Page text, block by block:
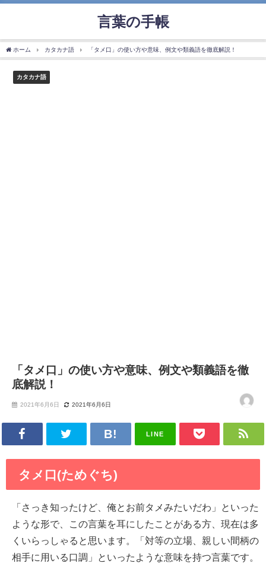
言葉の手帳
ホーム カタカナ語 「タメ口」の使い方や意味、例文や類義語を徹底解説！
カタカナ語
「タメ口」の使い方や意味、例文や類義語を徹
底解説！
2021年6月6日 2021年6月6日
LINE
タメ口(ためぐち)
「さっき知ったけど、俺とお前タメみたいだわ」といった
ような形で、この言葉を耳にしたことがある方、現在は多
くいらっしゃると思います。「対等の立場、親しい間柄の
相手に用いる口調」といったような意味を持つ言葉です。